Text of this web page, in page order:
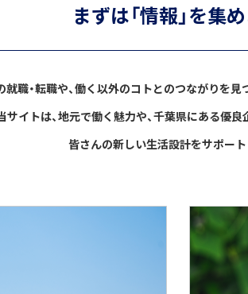
まずは「情報」を集
就職・転職や、働く以外のコトとのつながりを見
サイトは、地元で働く魅力や、千葉県にある優良
皆さんの新しい生活設計をサポート